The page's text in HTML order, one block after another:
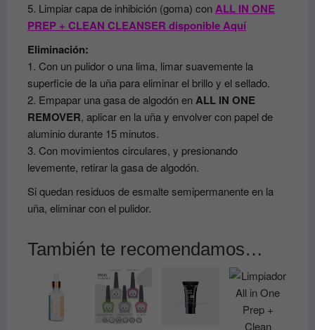
5. Limpiar capa de inhibición (goma) conALL IN ONE
PREP + CLEAN CLEANSER disponible Aquí
Eliminación:
1. Con un pulidor o una lima, limar suavemente la
superficie de la uña para eliminar el brillo y el sellado.
2. Empapar una gasa de algodón enALL IN ONE
REMOVER, aplicar en la uña y envolver con papel de
aluminio durante 15 minutos.
3. Con movimientos circulares, y presionando
levemente, retirar la gasa de algodón.
Si quedan residuos de esmalte semipermanente en la
uña, eliminar con el pulidor.
También te recomendamos…